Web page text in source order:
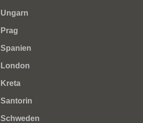
Ungarn
Prag
Spanien
London
Kreta
Santorin
Schweden